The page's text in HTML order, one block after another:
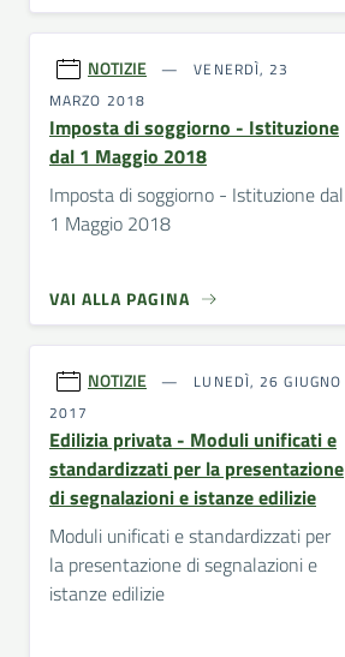
NOTIZIE
VENERDÌ, 23
MARZO 2018
Imposta di soggiorno - Istituzione
dal 1 Maggio 2018
Imposta di soggiorno - Istituzione dal
1 Maggio 2018
VAI ALLA PAGINA
NOTIZIE
LUNEDÌ, 26 GIUGNO
2017
Edilizia privata - Moduli unificati e
standardizzati per la presentazione
di segnalazioni e istanze edilizie
Moduli unificati e standardizzati per
la presentazione di segnalazioni e
istanze edilizie